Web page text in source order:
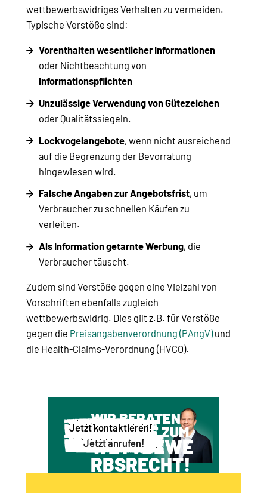
wettbewerbswidriges Verhalten zu vermeiden.
Typische Verstöße sind:
Vorenthalten wesentlicher Informationen
oder Nichtbeachtung von
Informationspflichten
Unzulässige Verwendung von Gütezeichen
oder Qualitätssiegeln.
Lockvogelangebote, wenn nicht ausreichend
auf die Begrenzung der Bevorratung
hingewiesen wird.
Falsche Angaben zur Angebotsfrist, um
Verbraucher zu schnellen Käufen zu
verleiten.
Als Information getarnte Werbung, die
Verbraucher täuscht.
Zudem sind Verstöße gegen eine Vielzahl von
Vorschriften ebenfalls zugleich
wettbewerbswidrig. Dies gilt z.B. für Verstöße
gegen die Preisangabenverordnung (PAngV)und
die Health-Claims-Verordnung (HVCO).
WIR BERATEN
SIE GERNE ZUM
WETTBEWE
RBSRECHT!
Jetzt kontaktieren!
Jetzt anrufen!